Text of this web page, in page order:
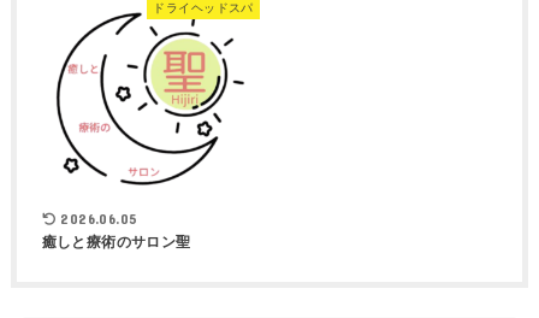
ドライヘッドスパ
2026.06.05
癒しと療術のサロン聖